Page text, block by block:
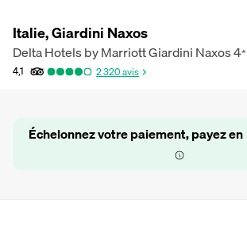
Italie, Giardini Naxos
Delta Hotels by Marriott Giardini Naxos4*
4,1 2 320avis
Échelonnez votre paiement, payez en